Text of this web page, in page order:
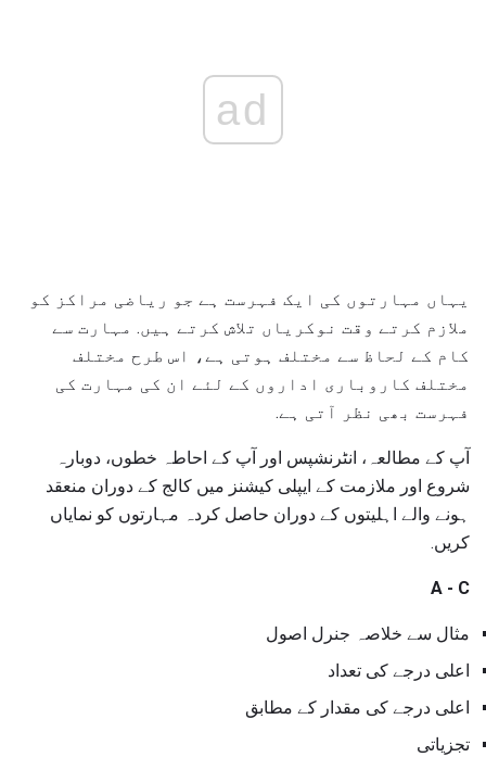
ad
یہاں مہارتوں کی ایک فہرست ہے جو ریاضی مراکز کو
ملازم کرتے وقت نوکریاں تلاش کرتے ہیں. مہارت سے
کام کے لحاظ سے مختلف ہوتی ہے، اس طرح مختلف
مختلف کاروباری اداروں کے لئے ان کی مہارت کی
فہرست بھی نظر آتی ہے.
آپ کے مطالعہ، انٹرنشپس اور آپ کے احاطہ خطوں، دوبارہ
شروع اور ملازمت کے ایپلی کیشنز میں کالج کے دوران منعقد
ہونے والے اہلیتوں کے دوران حاصل کردہ مہارتوں کو نمایاں
کریں.
A - C
مثال سے خلاصہ جنرل اصول
اعلی درجے کی تعداد
اعلی درجے کی مقدار کے مطابق
تجزیاتی